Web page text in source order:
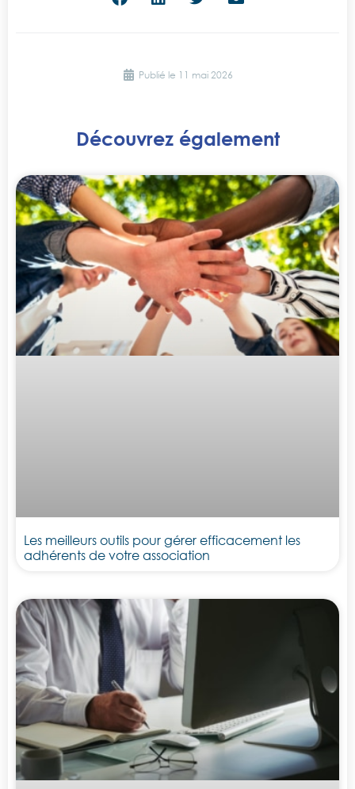
Publié le 11 mai 2026
Découvrez également
Les meilleurs outils pour gérer efficacement les
adhérents de votre association